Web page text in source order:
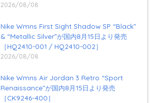
2026/08/08
Nike Wmns First Sight Shadow SP “Black”
& “Metallic Silver”が国内8月15日より発売
［HQ2410-001 / HQ2410-002］
2026/08/08
Nike Wmns Air Jordan 3 Retro “Sport
Renaissance”が国内8月15日より発売
［CK9246-400］